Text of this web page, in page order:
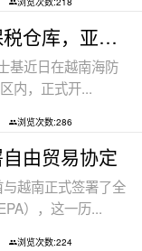
马士基越南首开保税仓库，亚马逊率先入
基近日在越南海防
内，正式开...
浏览次数:286
由贸易协定
越南正式签署了全
），这一历...
浏览次数:224